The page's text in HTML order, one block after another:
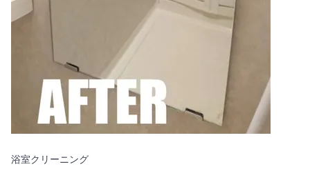
浴室クリーニング